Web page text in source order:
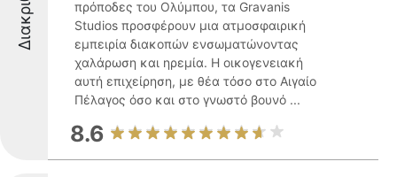
πρόποδες του Ολύμπου, τα Gravanis
Studios προσφέρουν μια ατμοσφαιρική
εμπειρία διακοπών ενσωματώνοντας
χαλάρωση και ηρεμία. Η οικογενειακή
αυτή επιχείρηση, με θέα τόσο στο Αιγαίο
Πέλαγος όσο και στο γνωστό βουνό ...
8.6